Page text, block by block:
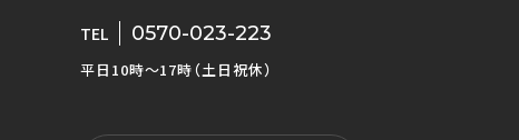
TEL 0570-023-223
平日10時〜17時（土日祝休）